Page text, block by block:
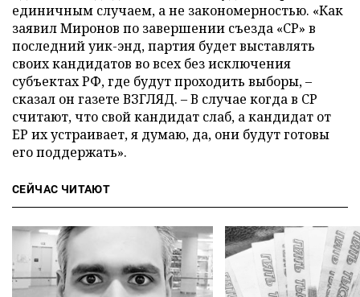
единичным случаем, а не закономерностью. «Как
заявил Миронов по завершении съезда «СР» в
последний уик-энд, партия будет выставлять
своих кандидатов во всех без исключения
субъектах РФ, где будут проходить выборы,–
сказал он газете ВЗГЛЯД. –В случае когда в СР
считают, что свой кандидат слаб, а кандидат от
ЕР их устраивает, я думаю, да, они будут готовы
его поддержать».
СЕЙЧАС ЧИТАЮТ